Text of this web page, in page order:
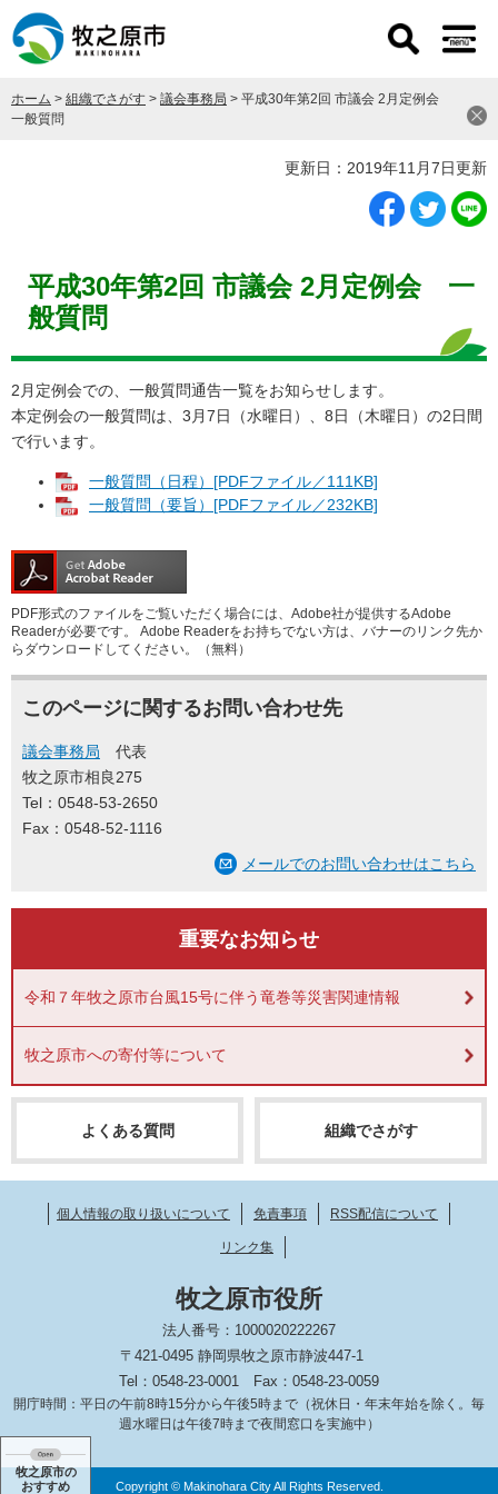
ー
先
ニ
をホーム > 組織でさがす > 議会事務局 > 平成30年第2回 市議会 2月定例会
一般質問
更新日：2019年11月7日更新
平成30年第2回 市議会 2月定例会 一
般質問
2月定例会での、一般質問通告一覧をお知らせします。
本定例会の一般質問は、3月7日（水曜日）、8日（木曜日）の2日間
で行います。
一般質問（日程）[PDFファイル／111KB]
一般質問（要旨）[PDFファイル／232KB]
PDF形式のファイルをご覧いただく場合には、Adobe社が提供するAdobe
Readerが必要です。
Adobe Readerをお持ちでない方は、バナーのリンク先か
らダウンロードしてください。（無料）
このページに関するお問い合わせ先
議会事務局
代表
牧之原市相良275
Tel：0548-53-2650
Fax：0548-52-1116
メールでのお問い合わせはこちら
重要なお知らせ
令和７年牧之原市台風15号に伴う竜巻等災害関連情報
牧之原市への寄付等について
よくある質問 組織でさがす
個人情報の取り扱いについて 免責事項 RSS配信について
リンク集
牧之原市役所
法人番号：1000020222267
〒421-0495 静岡県牧之原市静波447-1
Tel：0548-23-0001
Fax：0548-23-0059
開庁時間：平日の午前8時15分から午後5時まで（祝休日・年末年始を除く。毎
週水曜日は午後7時まで夜間窓口を実施中）
牧之原市の
おすすめ
Copyright © Makinohara City All Rights Reserved.